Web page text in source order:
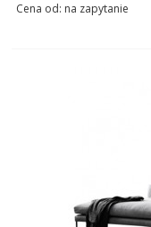
Cena od: na zapytanie